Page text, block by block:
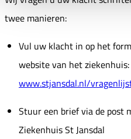
twee manieren:
Vul uw klacht in op het
website van het ziekenhuis:
www.stjansdal.nl/
Stuur een brief via de post
Ziekenhuis St Jansdal